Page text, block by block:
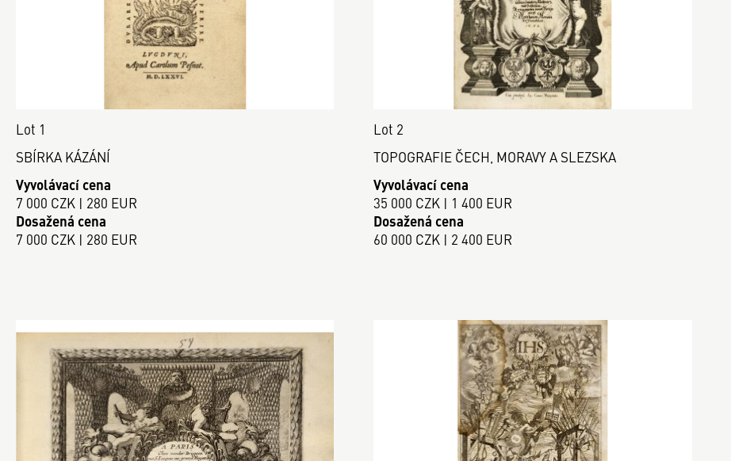
Lot 1
SBÍRKA KÁZÁNÍ
Vyvolávací cena
7 000 CZK | 280 EUR
Dosažená cena
7 000 CZK | 280 EUR
Lot 2
TOPOGRAFIE ČECH, MORAVY A SLEZSKA
Vyvolávací cena
35 000 CZK | 1 400 EUR
Dosažená cena
60 000 CZK | 2 400 EUR